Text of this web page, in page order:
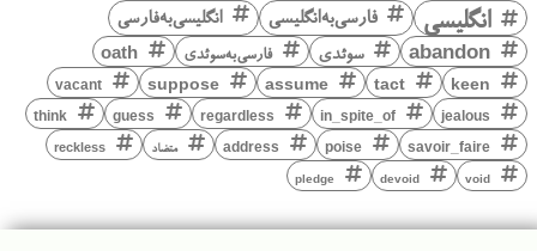
انگلیسی
فارسی‌به‌انگلیسی انگلیسی‌به‌فارسی
abandon سوئدی فارسی‌به‌سوئدی
oath
keen
tact
assume
suppose
vacant
jealous
in_spite_of
regardless
guess
think
savoir_faire
poise
address متضاد reckless
void
devoid
pledge